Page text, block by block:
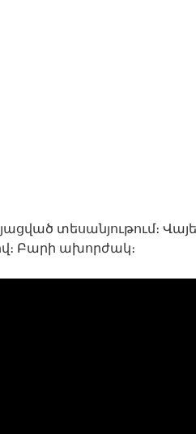
տեսանյութում։
Բարի ախորժակ։